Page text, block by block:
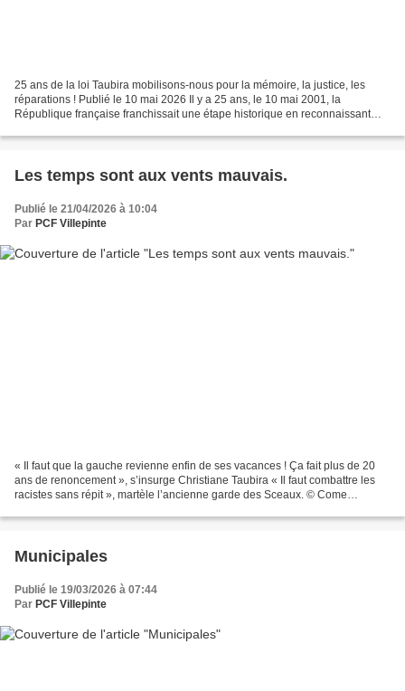
25 ans de la loi Taubira mobilisons-nous pour la mémoire, la justice, les
réparations ! Publié le 10 mai 2026 Il y a 25 ans, le 10 mai 2001, la
République française franchissait une étape historique en reconnaissant
Les temps sont aux vents mauvais.
Publié le 21/04/2026 à 10:04
Par PCF Villepinte
« Il faut que la gauche revienne enfin de ses vacances ! Ça fait plus de 20
ans de renoncement », s’insurge Christiane Taubira « Il faut combattre les
racistes sans répit », martèle l’ancienne garde des Sceaux. © Come
Municipales
Publié le 19/03/2026 à 07:44
Par PCF Villepinte